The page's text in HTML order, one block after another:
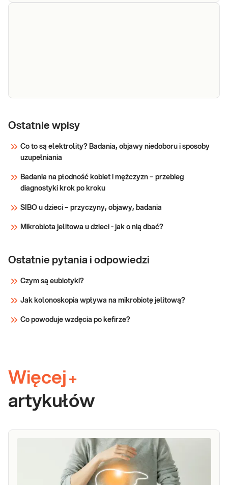
wątrobowe
ALP, BIL)
wątrobowe. Oznaczenie wartości parametrów
przydatne w diagnostyce chorób wątroby i
Sprawdź
Ostatnie wpisy
Co to są elektrolity? Badania, objawy niedoboru i sposoby
uzupełniania
Badania na płodność kobiet i mężczyzn – przebieg
diagnostyki krok po kroku
SIBO u dzieci – przyczyny, objawy, badania
Mikrobiota jelitowa u dzieci - jak o nią dbać?
Ostatnie pytania i odpowiedzi
Czym są eubiotyki?
Jak kolonoskopia wpływa na mikrobiotę jelitową?
Co powoduje wzdęcia po kefirze?
Więcej +
artykułów